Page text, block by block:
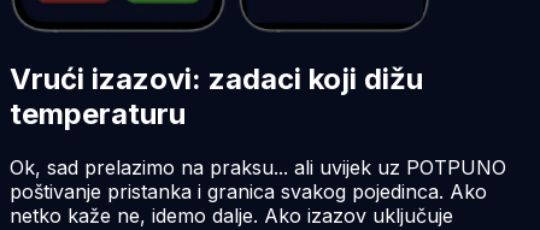
Vrući izazovi: zadaci koji dižu
temperaturu
Ok, sad prelazimo na praksu... ali uvijek uz POTPUNO
poštivanje pristanka i granica svakog pojedinca. Ako
netko kaže ne, idemo dalje. Ako izazov uključuje